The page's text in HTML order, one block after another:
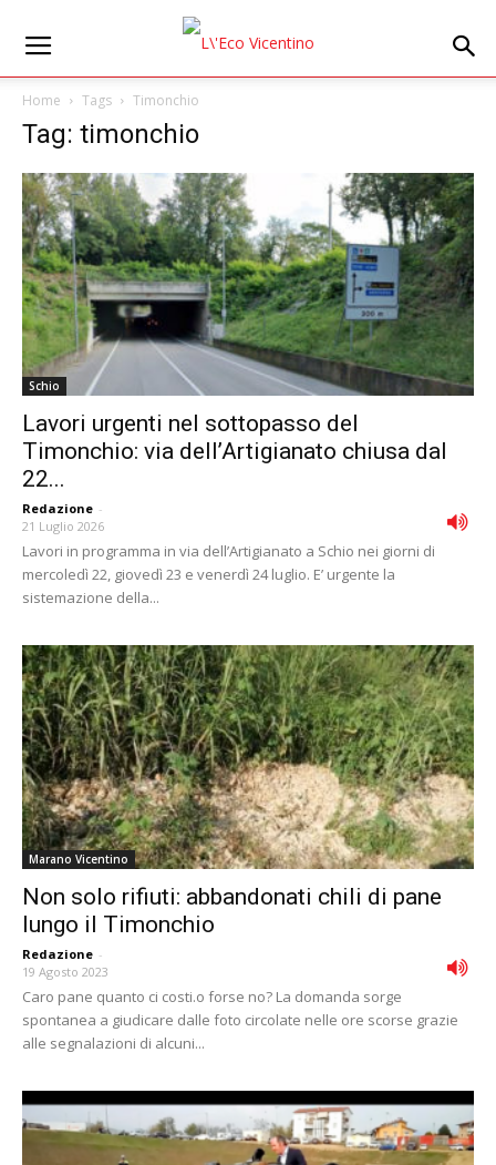
Home Tags Timonchio
Tag: timonchio
Schio
Lavori urgenti nel sottopasso del
Timonchio: via dell’Artigianato chiusa dal
22...
Redazione -
21 Luglio 2026
Lavori in programma in via dell’Artigianato a Schio nei giorni di
mercoledì 22, giovedì 23 e venerdì 24 luglio. E’ urgente la
sistemazione della...
Marano Vicentino
Non solo rifiuti: abbandonati chili di pane
lungo il Timonchio
Redazione -
19 Agosto 2023
Caro pane quanto ci costi.o forse no? La domanda sorge
spontanea a giudicare dalle foto circolate nelle ore scorse grazie
alle segnalazioni di alcuni...